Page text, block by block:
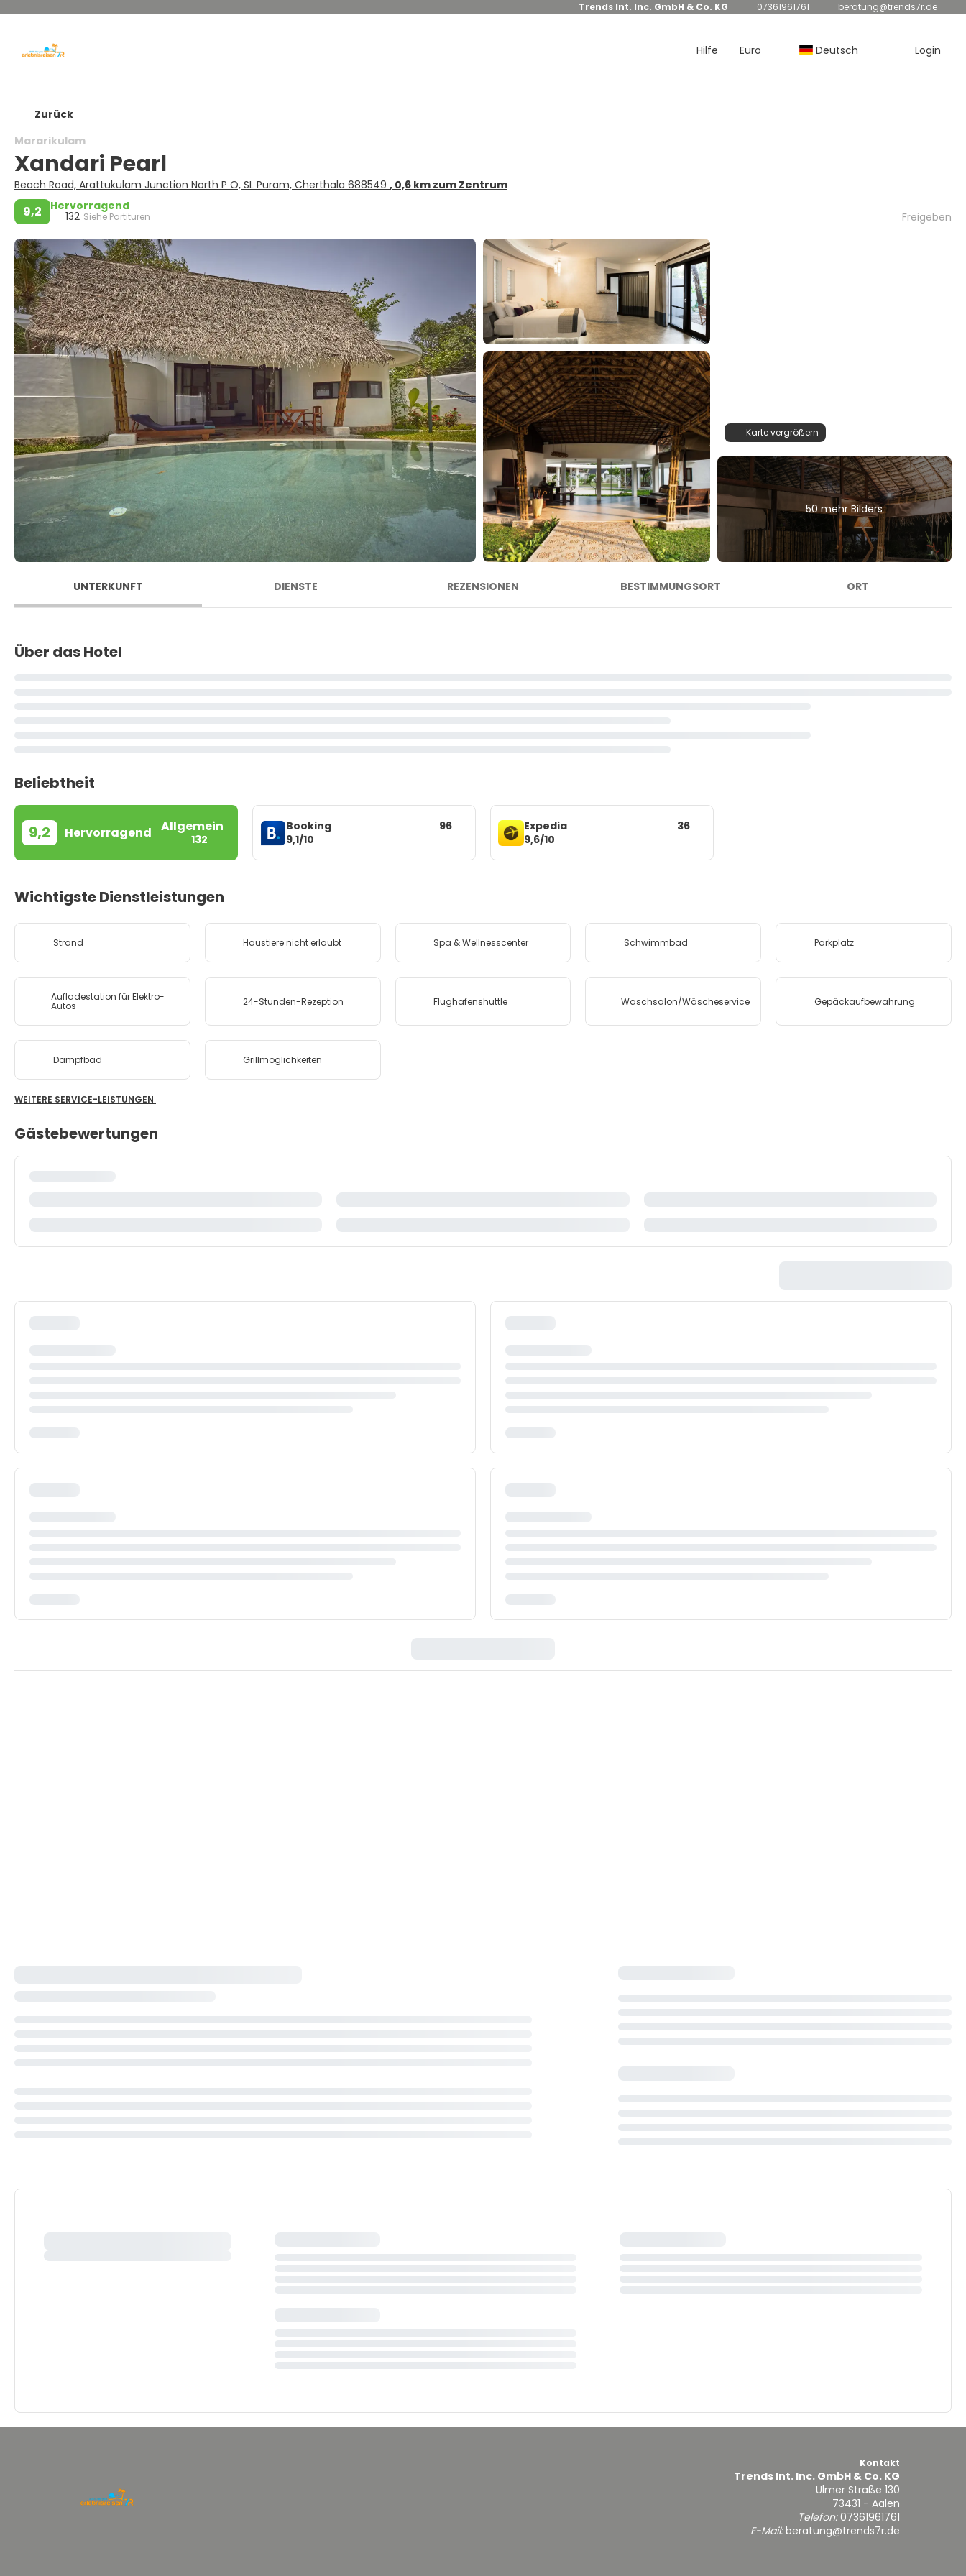
Trends Int. Inc. GmbH & Co. KG 07361961761 beratung@trends7r.de
Hilfe Euro Deutsch Login
Zurück
Mararikulam
Xandari Pearl
Beach Road, Arattukulam Junction North P O, SL Puram, Cherthala 688549 , 0,6 km zum Zentrum
9,2 Hervorragend
132 Siehe Partituren Freigeben
Karte vergrößern
50 mehr Bilders
UNTERKUNFT DIENSTE REZENSIONEN BESTIMMUNGSORT ORT
Über das Hotel
Beliebtheit
9,2 Hervorragend Allgemein
132
Booking
9,1/10
96
Expedia
9,6/10
36
Wichtigste Dienstleistungen
Strand Haustiere nicht erlaubt Spa & Wellnesscenter Schwimmbad Parkplatz
Aufladestation für Elektro-
Autos 24-Stunden-Rezeption Flughafenshuttle Waschsalon/Wäscheservice Gepäckaufbewahrung
Dampfbad Grillmöglichkeiten
WEITERE SERVICE-LEISTUNGEN
Gästebewertungen
Kontakt
Trends Int. Inc. GmbH & Co. KG
Ulmer Straße 130
73431 - Aalen
Telefon:07361961761
E-Mail:beratung@trends7r.de